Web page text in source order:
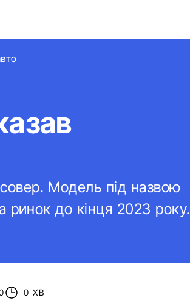
Модель під назвою
ринок до кінця 2023 року.
0 ХВ